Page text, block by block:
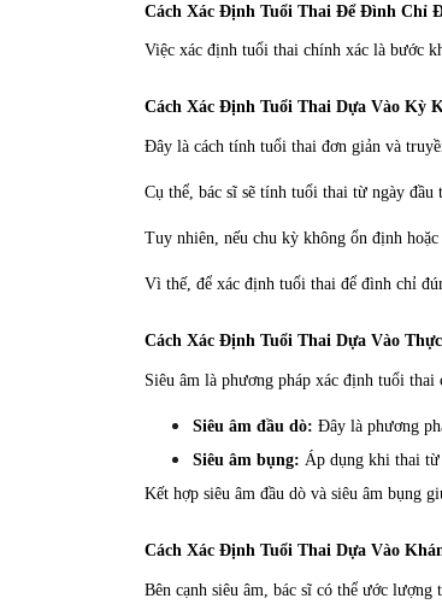
Cách Xác Định Tuổi Thai Để Đình Chỉ
Việc xác định tuổi thai chính xác là bước
Cách Xác Định Tuổi Thai Dựa Vào Kỳ
Đây là cách tính tuổi thai đơn giản và
Cụ thể, bác sĩ sẽ tính tuổi thai từ ngày
Tuy nhiên, nếu chu kỳ không ổn định
Vì thế, để xác định tuổi thai để đình chỉ
Cách Xác Định Tuổi Thai Dựa Vào
Siêu âm là phương pháp xác định tuổi
Siêu âm đầu dò: Đây là phương
Siêu âm bụng: Áp dụng khi thai từ
Kết hợp siêu âm đầu dò và siêu âm bụng
Cách Xác Định Tuổi Thai Dựa Vào
Bên cạnh siêu âm, bác sĩ có thể ước